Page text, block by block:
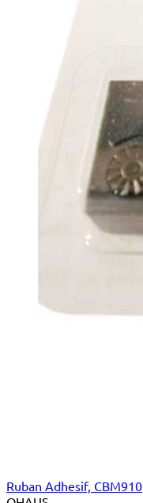
Ruban Adhesif, CBM910